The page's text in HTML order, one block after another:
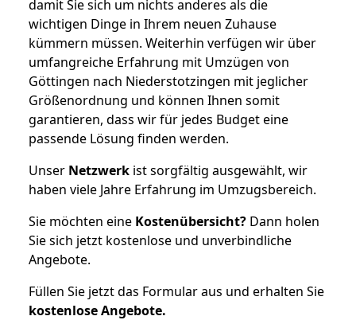
damit Sie sich um nichts anderes als die
wichtigen Dinge in Ihrem neuen Zuhause
kümmern müssen. Weiterhin verfügen wir über
umfangreiche Erfahrung mit Umzügen von
Göttingen nach Niederstotzingen mit jeglicher
Größenordnung und können Ihnen somit
garantieren, dass wir für jedes Budget eine
passende Lösung finden werden.
Unser Netzwerk ist sorgfältig ausgewählt, wir
haben viele Jahre Erfahrung im Umzugsbereich.
Sie möchten eine Kostenübersicht? Dann holen
Sie sich jetzt kostenlose und unverbindliche
Angebote.
Füllen Sie jetzt das Formular aus und erhalten Sie
kostenloseAngebote.